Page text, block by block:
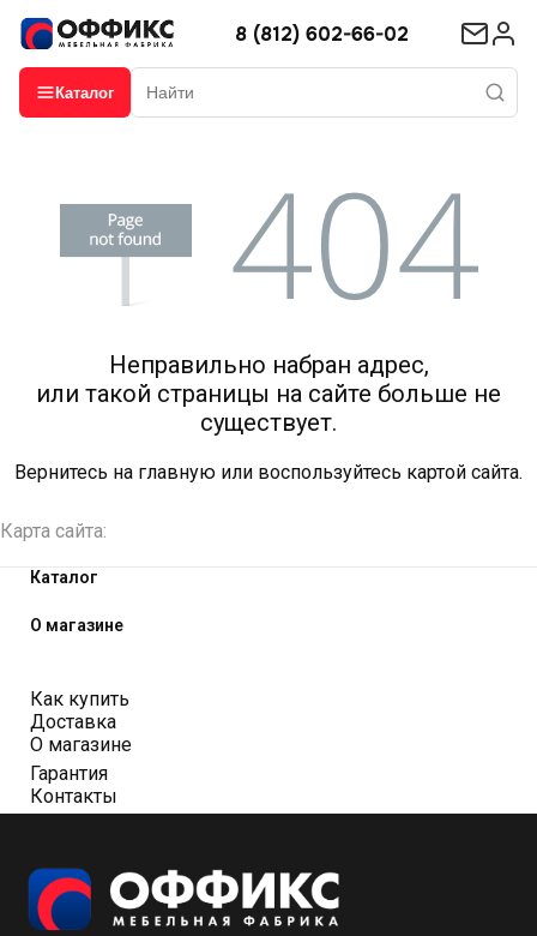
8 (812) 602-66-02
Каталог
Неправильно набран адрес,
или такой страницы на сайте больше не
существует.
Вернитесь на главную или воспользуйтесь картой сайта.
Карта сайта:
Каталог
О магазине
Как купить
Доставка
О магазине
Гарантия
Контакты